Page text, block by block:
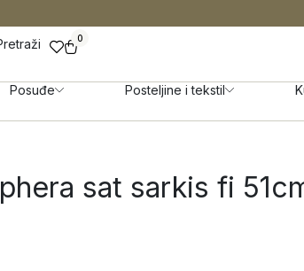
0
Posuđe Posteljine i tekstil
sat sarkis fi